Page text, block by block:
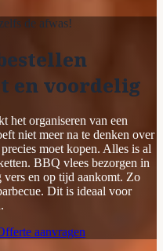
de afwas!
en voordelig
het organiseren van een
niet meer na te denken over
moet kopen. Alles is al
BBQ vlees bezorgen in
vers en op tijd aankomt. Zo
Dit is ideaal voor
aanvragen